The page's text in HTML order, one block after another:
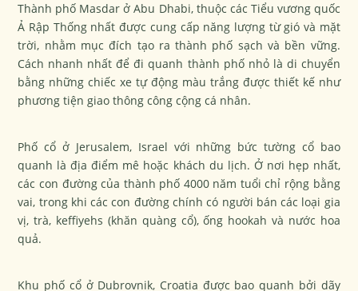
Thành phố Masdar ở Abu Dhabi, thuộc các Tiểu vương quốc
Ả Rập Thống nhất được cung cấp năng lượng từ gió và mặt
trời, nhằm mục đích tạo ra thành phố sạch và bền vững.
Cách nhanh nhất để đi quanh thành phố nhỏ là di chuyển
bằng những chiếc xe tự động màu trắng được thiết kế như
phương tiện giao thông công cộng cá nhân.
Phố cổ ở Jerusalem, Israel với những bức tường cổ bao
quanh là địa điểm mê hoặc khách du lịch. Ở nơi hẹp nhất,
các con đường của thành phố 4000 năm tuổi chỉ rộng bằng
vai, trong khi các con đường chính có người bán các loại gia
vị, trà, keffiyehs (khăn quàng cổ), ống hookah và nước hoa
quả.
Khu phố cổ ở Dubrovnik, Croatia được bao quanh bởi dãy